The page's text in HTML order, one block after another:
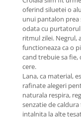
oferind siluetei o
unui pantalon prea
odata cu
ritmul zilei. Negrul,
functioneaza ca o
cand trebuie sa
cere.
Lana, ca material,
rafinate alegeri
naturala respira,
senzatie de
intalnita la alte